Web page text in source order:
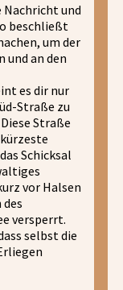
und
beschließt
um der
und an den
es dir nur
Straße zu
Straße
Schicksal
vor Halsen
versperrt.
selbst die